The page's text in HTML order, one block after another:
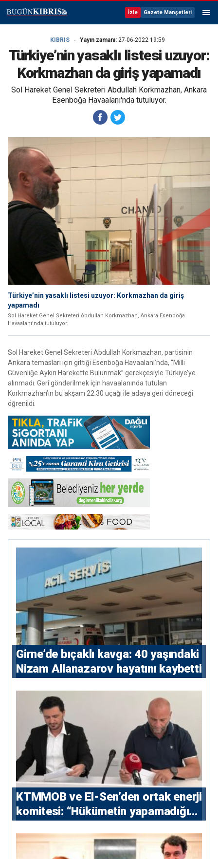
İzle Gazete Manşetleri
KIBRIS Yayın zamanı: 27-06-2022 19:59
Türkiye’nin yasaklı listesi uzuyor:
Korkmazhan da giriş yapamadı
Sol Hareket Genel Sekreteri Abdullah Korkmazhan, Ankara
Esenboğa Havaalanı'nda tutuluyor.
Türkiye’nin yasaklı listesi uzuyor: Korkmazhan da giriş
yapamadı
Sol Hareket Genel Sekreteri Abdullah Korkmazhan, Ankara Esenboğa
Havaalanı'nda tutuluyor.
Sol Hareket Genel Sekreteri Abdullah Korkmazhan, partisinin
Ankara temasları için gittiği Esenboğa Havaalanı’nda, “Milli
Güvenliğe Aykırı Harekette Bulunmak” gerekçesiyle Türkiye’ye
alınmadı. Geri gönderilmek için havaalanında tutulan
Korkmazhan’ın bu akşam 22.30 uçağı ile adaya geri döneceği
öğrenildi.
Girne’de bıçaklı kavga: 40 yaşındaki
Nizam Allanazarov hayatını kaybetti
KTMMOB ve El-Sen’den ortak enerji
komitesi: “Hükümetin yapamadığını